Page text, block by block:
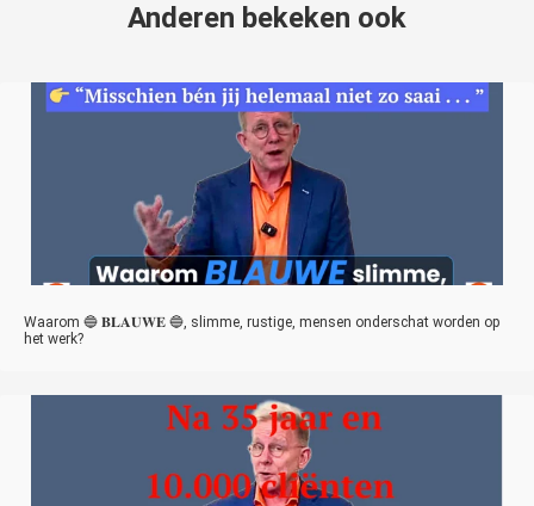
Anderen bekeken ook
Waarom 🔵 𝐁𝐋𝐀𝐔𝐖𝐄 🔵, slimme, rustige, mensen onderschat worden op
het werk?